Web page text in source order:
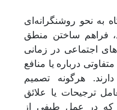
به نحو روشنگرانه‌ای
فراهم ساختن منطق
اجتماعی در زمانی
درباره یا منافع
هرگونه تصمیم
ترجیحات یا علائق
که در عمل طیفی از